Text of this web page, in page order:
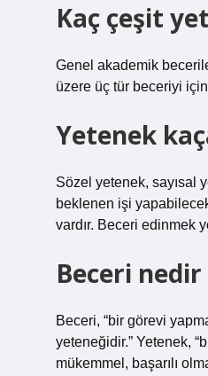
Kaç çeşit
Genel akademik
üzere üç tür beceriyi
Yetenek
Sözel yetenek, sayısal
beklenen işi
vardır. Beceri edinmek
Beceri
Beceri, “bir görevi
yeteneğidir.” Yetenek,
mükemmel, başarılı